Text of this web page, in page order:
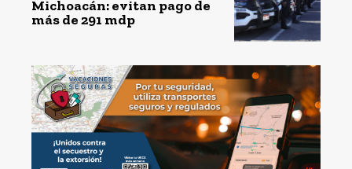
Michoacán: evitan pago de
más de 291 mdp